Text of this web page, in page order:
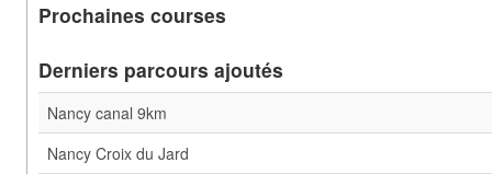
Prochaines courses
Derniers parcours ajoutés
Nancy canal 9km
Nancy Croix du Jard